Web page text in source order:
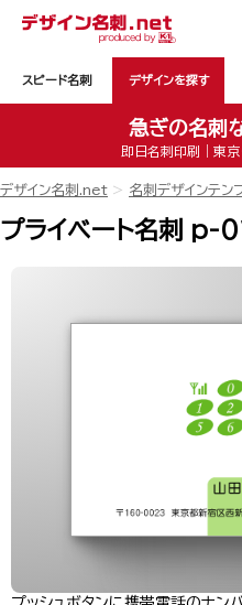
スピード名刺 デザインを探す
急ぎの名刺
即日名刺印刷｜東京
デザイン名刺.net 名刺デザインテン
プライベート名刺 p-